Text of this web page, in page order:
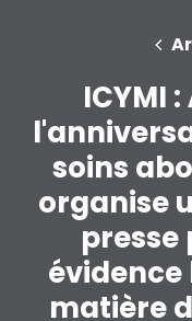
ICYMI
soins
organise
presse
évidence
matière